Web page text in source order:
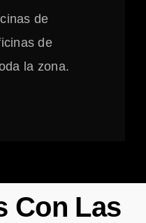
de
de
la zona.
Con Las